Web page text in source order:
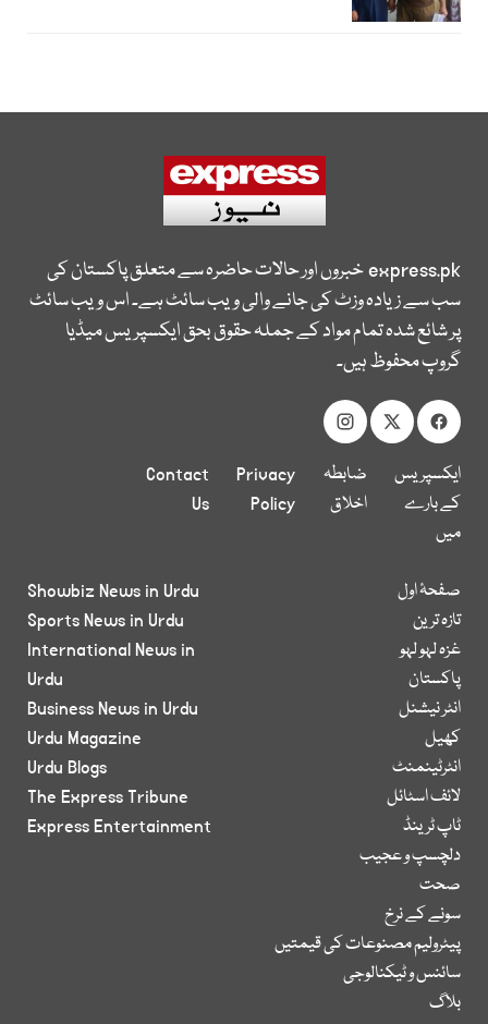
express.pkخبروں اور حالات حاضرہ سے متعلق پاکستان کی
سب سے زیادہ وزٹ کی جانے والی ویب سائٹ ہے۔ اس ویب سائٹ
پر شائع شدہ تمام مواد کے جملہ حقوق بحق ایکسپریس میڈیا
گروپ محفوظ ہیں۔
ایکسپریس
کے بارے
میں
ضابطہ
اخلاق
Privacy
Policy
Contact
Us
صفحۂ اول
تازہ ترین
غزہ لہو لہو
پاکستان
انٹر نیشنل
کھیل
انٹرٹینمنٹ
لائف اسٹائل
ٹاپ ٹرینڈ
دلچسپ و عجیب
صحت
سونے کے نرخ
پیٹرولیم مصنوعات کی قیمتیں
سائنس و ٹیکنالوجی
بلاگ
Showbiz News in Urdu
Sports News in Urdu
International News in
Urdu
Business News in Urdu
Urdu Magazine
Urdu Blogs
The Express Tribune
Express Entertainment